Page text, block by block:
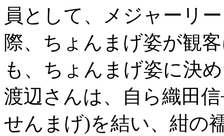
員として、メジャーリ
際、ちょんまげ姿が観
も、ちょんまげ姿に決
渡辺さんは、自ら織田
せんまげ)を結い、紺の